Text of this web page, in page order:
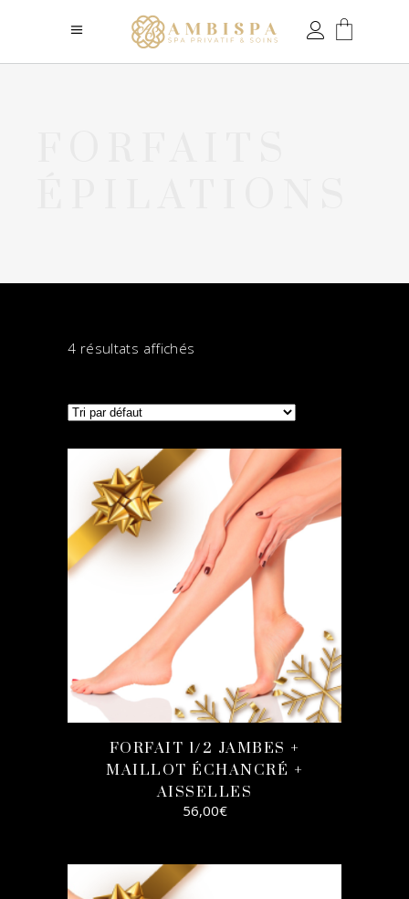
4 résultats affichés
FORFAIT 1/2 JAMBES +
MAILLOT ÉCHANCRÉ +
AISSELLES
56,00€
AJOUTER AU